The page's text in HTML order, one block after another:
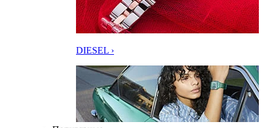
DIESEL ›